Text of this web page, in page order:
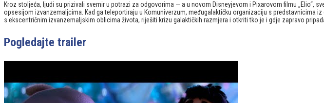
Kroz stoljeća, ljudi su prizivali svemir u potrazi za odgovorima — a u novom Disneyjevom i Pixarovom filmu „Elio“,
opsesijom izvanzemaljcima. Kad ga teleportiraju u Komuniverzum, međugalaktičku organizaciju s predstavnicima
s ekscentričnim izvanzemaljskim oblicima života, riješiti krizu galaktičkih razmjera i otkriti tko je i gdje zapravo
Pogledajte trailer